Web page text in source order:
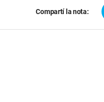
Compartí la nota: